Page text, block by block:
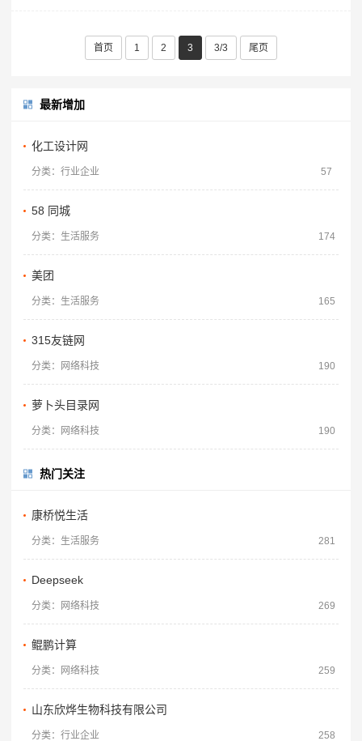
聚醚砜涂料、有机硅涂料、纳米陶瓷涂
料、丙烯酸等等工业涂料的科技型企业，
首页 1 2 3 3/3 尾页
最新增加
化工设计网
分类：行业企业 57
58 同城
分类：生活服务 174
美团
分类：生活服务 165
315友链网
分类：网络科技 190
萝卜头目录网
分类：网络科技 190
热门关注
康桥悦生活
分类：生活服务 281
Deepseek
分类：网络科技 269
鲲鹏计算
分类：网络科技 259
山东欣烨生物科技有限公司
分类：行业企业 258